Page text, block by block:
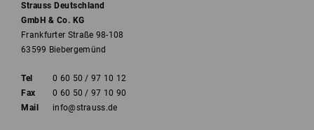
Strauss Deutschland
GmbH & Co. KG
Frankfurter Straße 98-108
63599 Biebergemünd
Tel
0 60 50 / 97 10 12
Fax
0 60 50 / 97 10 90
Mail
info@strauss.de